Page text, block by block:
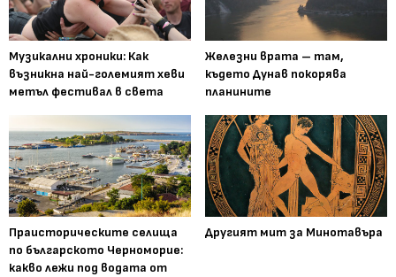
Музикални хроники: Как
възникна най-големият хеви
метъл фестивал в света
Железни врата – там,
където Дунав покорява
планините
Праисторическите селища
по българското Черноморие:
какво лежи под водата от
Другият мит за Минотавъра